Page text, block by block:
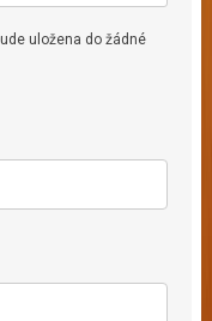
uložena do žádné